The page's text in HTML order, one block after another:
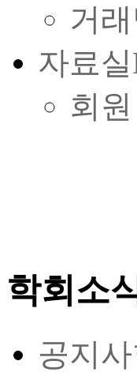
거
자료실
회
학회소
공지